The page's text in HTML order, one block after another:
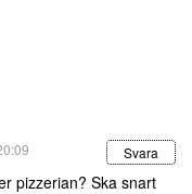
Svara
pizzerian? Ska snart